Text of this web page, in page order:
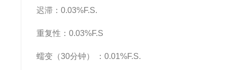
迟滞：0.03%F.S.
重复性：0.03%F.S
蠕变（30分钟） ：0.01%F.S.